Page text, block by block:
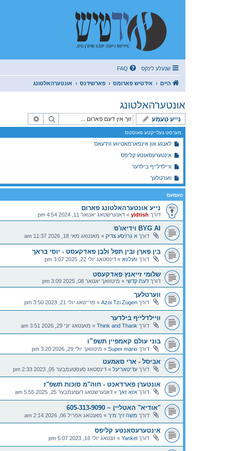
שנעלע לינקס FAQ
היים אידטיש פארומס פארשידנס אונטערהאלטונג
אונטערהאלטונג
נייע טעמע זוך
מערסט געלייקטע פאוסטס
לאנגע און אינפארמאטיווע ווידעאס
אינטערעסאנטע קליפס
וויילדלייף בילדער
ווערטלעך
טעמעס
נייע אונטערהאלטונג פארום
דורך yidtish
» דאנערשטאג יאנואר 11, 2024 4:54 pm
BYG AI וידיאו'ס
דורך א גרויסע צדיק » מאנטאג מאי 18, 2026 11:37 am
בֵּין פָּארָן וּבֵין תֹּפֶל וְלָבָן פאדקעסט - יוסי בראך
דורך וועלווא » דינסטאג יולי 22, 2025 3:07 pm
שלומי זייאנץ פאדקעסט
דורך דעת קדשי » מיטוואך יאנואר 08, 2025 3:09 pm
ווערטלעך
דורך Azoi Tzi Zugen
» פרייטאג יולי 21, 2023 3:50 pm
וויילדלייף בילדער
דורך Think and Thank
» מאנטאג יוני 29, 2026 3:51 am
בוני עולם קאמפיין תשפ״ו
דורך Super mario
» מיטוואך יולי 29, 2026 3:20 pm
אביסל - ארי סאמעט
דורך עדיטאריעל » דינסטאג סעפטעמבער 05, 2023 2:33 pm
אונטערן פארדאכט - חוה"מ סוכות תשפ"ז
דורך אזא זאך » דאנערשטאג דעצעמבער 25, 2025 5:55 am
"אודיא" האטליין ~ 605-313-9090
דורך משה זיך מיך » מאנטאג אפריל 06, 2026 2:14 am
אינטערעסאנטע קליפס
דורך Yankel
» זונטאג יולי 16, 2023 5:07 pm